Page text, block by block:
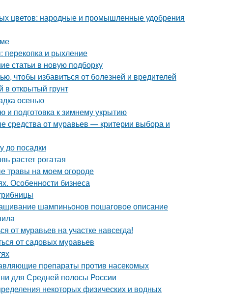
цветов: народные и промышленные удобрения
перекопка и рыхление
статьи в новую подборку
чтобы избавиться от болезней и вредителей
в открытый грунт
осенью
и подготовка к зимнему укрытию
средства от муравьев — критерии выбора и
до посадки
растет рогатая
травы на моем огороде
Особенности бизнеса
шампиньонов пошаговое описание
от муравьев на участке навсегда!
от садовых муравьев
препараты против насекомых
для Средней полосы России
некоторых физических и водных